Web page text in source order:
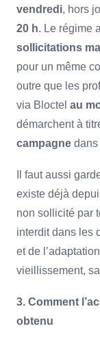
vendredi, hors
20 h. Le régime
sollicitations
pour un même
outre que les
via Bloctel au
démarchent à
campagne dans
Il faut aussi
existe déjà
non sollicité par
interdit dans les
et de
vieillissement,
3. Comment
obtenu